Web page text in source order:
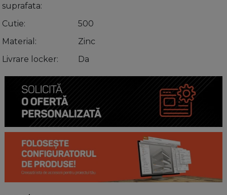
suprafata
Cutie
500
Material
Zinc
Livrare locker
Da